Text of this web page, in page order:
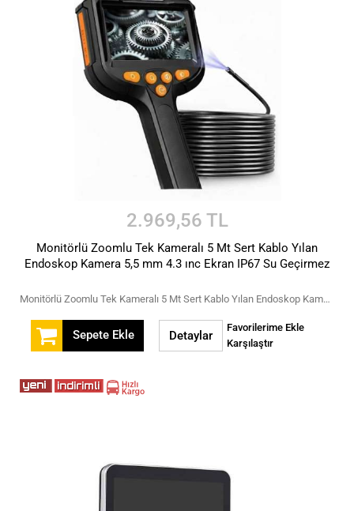
2.969,56 TL
Monitörlü Zoomlu Tek Kameralı 5 Mt Sert Kablo Yılan
Endoskop Kamera 5,5 mm 4.3 ınc Ekran IP67 Su Geçirmez
Monitörlü Zoomlu Tek Kameralı 5 Mt Sert Kablo Yılan Endoskop Kamera 5,5 mm 4.3 ınc Ekran IP67 Su Geçirmez
Sepete Ekle Detaylar
Favorilerime Ekle
Karşılaştır